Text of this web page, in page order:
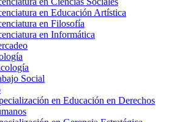
en Educación Artística
en Filosofía
en Informática
Social
en Educación en Derechos